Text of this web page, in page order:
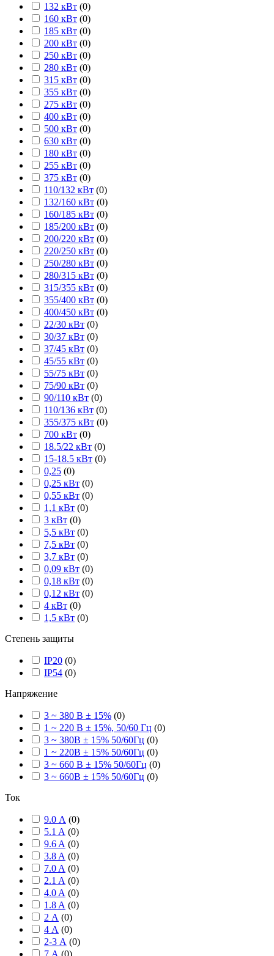
132 кВт (0)
160 кВт (0)
185 кВт (0)
200 кВт (0)
250 кВт (0)
280 кВт (0)
315 кВт (0)
355 кВт (0)
275 кВт (0)
400 кВт (0)
500 кВт (0)
630 кВт (0)
180 кВт (0)
255 кВт (0)
375 кВт (0)
110/132 кВт (0)
132/160 кВт (0)
160/185 кВт (0)
185/200 кВт (0)
200/220 кВт (0)
220/250 кВт (0)
250/280 кВт (0)
280/315 кВт (0)
315/355 кВт (0)
355/400 кВт (0)
400/450 кВт (0)
22/30 кВт (0)
30/37 кВт (0)
37/45 кВт (0)
45/55 кВт (0)
55/75 кВт (0)
75/90 кВт (0)
90/110 кВт (0)
110/136 кВт (0)
355/375 кВт (0)
700 кВт (0)
18.5/22 кВт (0)
15-18.5 кВт (0)
0,25 (0)
0,25 кВт (0)
0,55 кВт (0)
1,1 кВт (0)
3 кВт (0)
5,5 кВт (0)
7,5 кВт (0)
3,7 кВт (0)
0,09 кВт (0)
0,18 кВт (0)
0,12 кВт (0)
4 кВт (0)
1,5 кВт (0)
Степень защиты
IP20 (0)
IP54 (0)
Напряжение
3 ~ 380 В ± 15% (0)
1 ~ 220 В ± 15%, 50/60 Гц (0)
3 ~ 380В ± 15% 50/60Гц (0)
1 ~ 220В ± 15% 50/60Гц (0)
3 ~ 660 В ± 15% 50/60Гц (0)
3 ~ 660В ± 15% 50/60Гц (0)
Ток
9.0 А (0)
5.1 A (0)
9.6 A (0)
3.8 A (0)
7.0 A (0)
2.1 A (0)
4.0 A (0)
1.8 A (0)
2 А (0)
4 А (0)
2-3 А (0)
7 А (0)